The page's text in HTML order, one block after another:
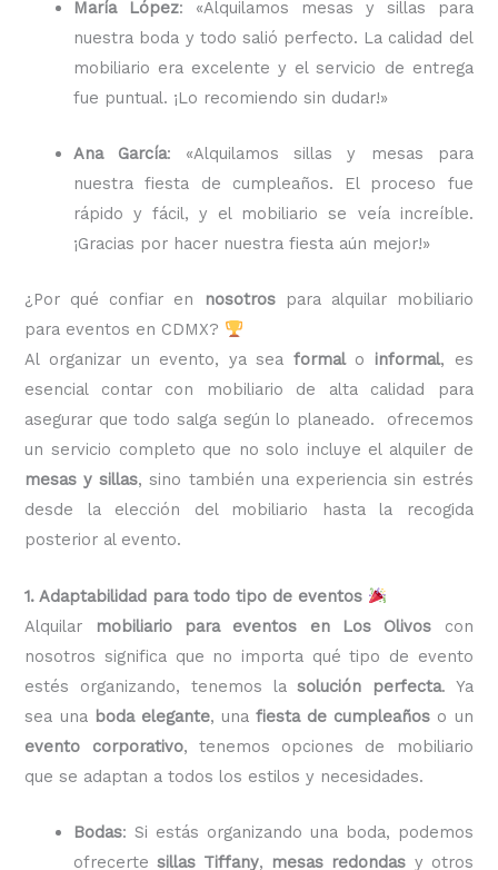
María López: «Alquilamos mesas y sillas para
nuestra boda y todo salió perfecto. La calidad del
mobiliario era excelente y el servicio de entrega
fue puntual. ¡Lo recomiendo sin dudar!»
Ana García: «Alquilamos sillas y mesas para
nuestra fiesta de cumpleaños. El proceso fue
rápido y fácil, y el mobiliario se veía increíble.
¡Gracias por hacer nuestra fiesta aún mejor!»
¿Por qué confiar en nosotrospara alquilar mobiliario
para eventos en CDMX?
Al organizar un evento, ya sea formalo informal, es
esencial contar con mobiliario de alta calidad para
asegurar que todo salga según lo planeado. ofrecemos
un servicio completo que no solo incluye el alquiler de
mesas y sillas, sino también una experiencia sin estrés
desde la elección del mobiliario hasta la recogida
posterior al evento.
1. Adaptabilidad para todo tipo de eventos
Alquilar
mobiliario para eventos en Los Olivos con
nosotros significa que no importa qué tipo de evento
estés organizando, tenemos lasolución perfecta. Ya
sea una boda elegante, unafiesta de cumpleaños o un
evento corporativo, tenemos opciones de mobiliario
que se adaptan a todos los estilos y necesidades.
Bodas: Si estás organizando una boda, podemos
ofrecertesillas Tiffany, mesas redondas y otros